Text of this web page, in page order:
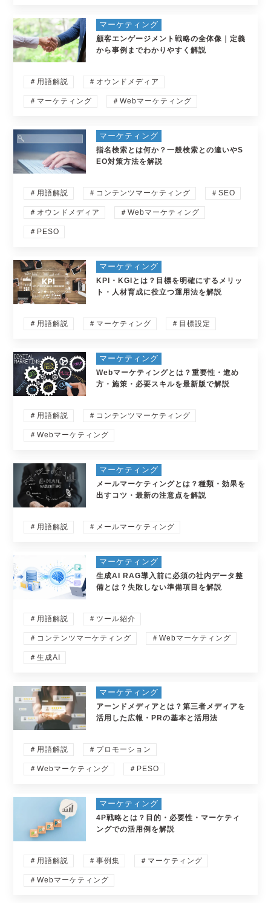
マーケティング
顧客エンゲージメント戦略の全体像｜定義
から事例までわかりやすく解説
＃用語解説 ＃オウンドメディア
＃マーケティング ＃Webマーケティング
マーケティング
指名検索とは何か？一般検索との違いやS
EO対策方法を解説
＃用語解説 ＃コンテンツマーケティング ＃SEO
＃オウンドメディア ＃Webマーケティング
＃PESO
マーケティング
KPI・KGIとは？目標を明確にするメリッ
ト・人材育成に役立つ運用法を解説
＃用語解説 ＃マーケティング ＃目標設定
マーケティング
Webマーケティングとは？重要性・進め
方・施策・必要スキルを最新版で解説
＃用語解説 ＃コンテンツマーケティング
＃Webマーケティング
マーケティング
メールマーケティングとは？種類・効果を
出すコツ・最新の注意点を解説
＃用語解説 ＃メールマーケティング
マーケティング
生成AI RAG導入前に必須の社内データ整
備とは？失敗しない準備項目を解説
＃用語解説 ＃ツール紹介
＃コンテンツマーケティング ＃Webマーケティング
＃生成AI
マーケティング
アーンドメディアとは？第三者メディアを
活用した広報・PRの基本と活用法
＃用語解説 ＃プロモーション
＃Webマーケティング ＃PESO
マーケティング
4P戦略とは？目的・必要性・マーケティ
ングでの活用例を解説
＃用語解説 ＃事例集 ＃マーケティング
＃Webマーケティング